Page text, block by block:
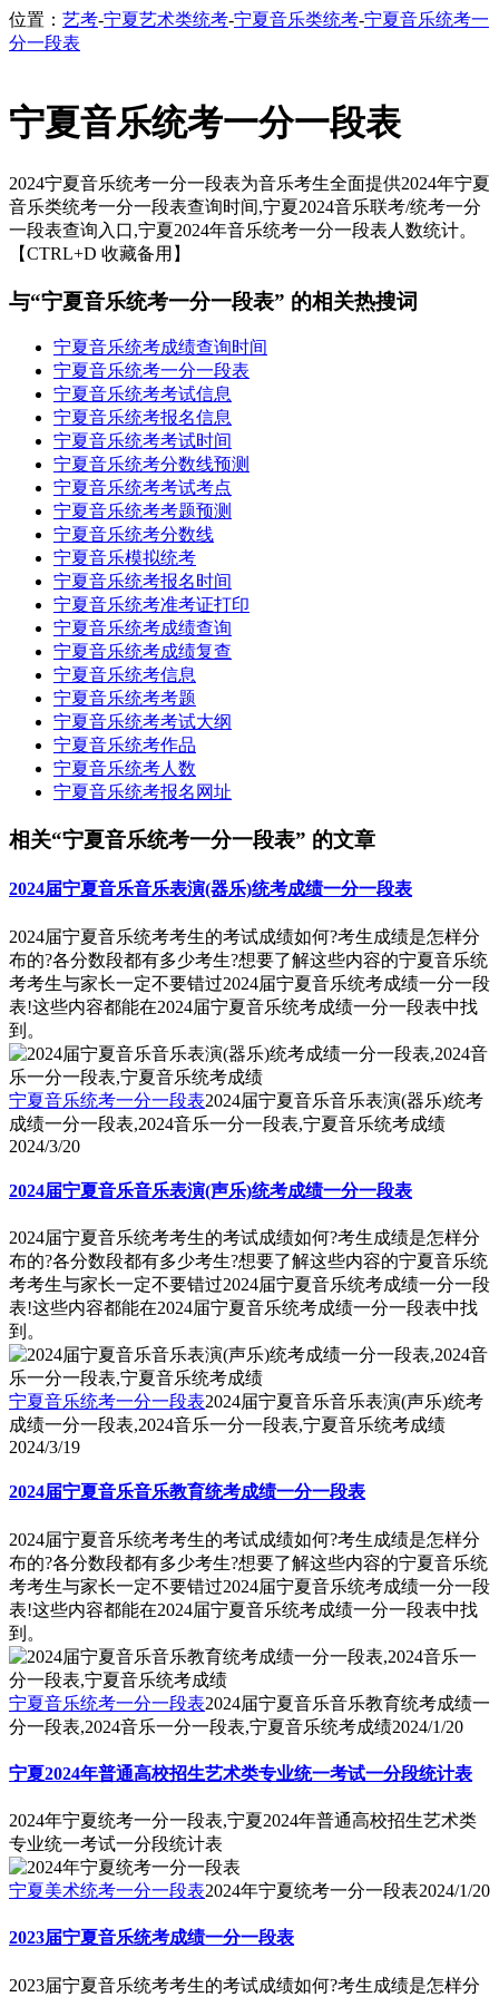
位置： 艺考-宁夏艺术类统考-宁夏音乐类统考-宁夏音乐统考一
分一段表
宁夏音乐统考一分一段表
2024宁夏音乐统考一分一段表为音乐考生全面提供2024年宁夏
音乐类统考一分一段表查询时间,宁夏2024音乐联考/统考一分
一段表查询入口,宁夏2024年音乐统考一分一段表人数统计。
【CTRL+D 收藏备用】
与“宁夏音乐统考一分一段表” 的相关热搜词
宁夏音乐统考成绩查询时间
宁夏音乐统考一分一段表
宁夏音乐统考考试信息
宁夏音乐统考报名信息
宁夏音乐统考考试时间
宁夏音乐统考分数线预测
宁夏音乐统考考试考点
宁夏音乐统考考题预测
宁夏音乐统考分数线
宁夏音乐模拟统考
宁夏音乐统考报名时间
宁夏音乐统考准考证打印
宁夏音乐统考成绩查询
宁夏音乐统考成绩复查
宁夏音乐统考信息
宁夏音乐统考考题
宁夏音乐统考考试大纲
宁夏音乐统考作品
宁夏音乐统考人数
宁夏音乐统考报名网址
相关“宁夏音乐统考一分一段表” 的文章
2024届宁夏音乐音乐表演(器乐)统考成绩一分一段表
2024届宁夏音乐统考考生的考试成绩如何?考生成绩是怎样分
布的?各分数段都有多少考生?想要了解这些内容的宁夏音乐统
考考生与家长一定不要错过2024届宁夏音乐统考成绩一分一段
表!这些内容都能在2024届宁夏音乐统考成绩一分一段表中找
到。
宁夏音乐统考一分一段表2024届宁夏音乐音乐表演(器乐)统考
成绩一分一段表,2024音乐一分一段表,宁夏音乐统考成绩
2024/3/20
2024届宁夏音乐音乐表演(声乐)统考成绩一分一段表
2024届宁夏音乐统考考生的考试成绩如何?考生成绩是怎样分
布的?各分数段都有多少考生?想要了解这些内容的宁夏音乐统
考考生与家长一定不要错过2024届宁夏音乐统考成绩一分一段
表!这些内容都能在2024届宁夏音乐统考成绩一分一段表中找
到。
宁夏音乐统考一分一段表2024届宁夏音乐音乐表演(声乐)统考
成绩一分一段表,2024音乐一分一段表,宁夏音乐统考成绩
2024/3/19
2024届宁夏音乐音乐教育统考成绩一分一段表
2024届宁夏音乐统考考生的考试成绩如何?考生成绩是怎样分
布的?各分数段都有多少考生?想要了解这些内容的宁夏音乐统
考考生与家长一定不要错过2024届宁夏音乐统考成绩一分一段
表!这些内容都能在2024届宁夏音乐统考成绩一分一段表中找
到。
宁夏音乐统考一分一段表2024届宁夏音乐音乐教育统考成绩一
分一段表,2024音乐一分一段表,宁夏音乐统考成绩2024/1/20
宁夏2024年普通高校招生艺术类专业统一考试一分段统计表
2024年宁夏统考一分一段表,宁夏2024年普通高校招生艺术类
专业统一考试一分段统计表
宁夏美术统考一分一段表2024年宁夏统考一分一段表2024/1/20
2023届宁夏音乐统考成绩一分一段表
2023届宁夏音乐统考考生的考试成绩如何?考生成绩是怎样分